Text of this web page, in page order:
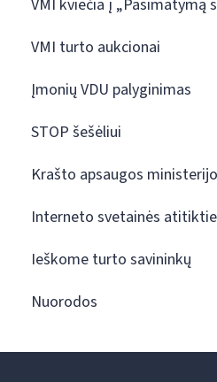
VMI kviečia į „Pasimatymą
VMI turto aukcionai
Įmonių VDU palyginimas
STOP šešėliui
Krašto apsaugos
Interneto svetainės
Ieškome turto savininkų
Nuorodos